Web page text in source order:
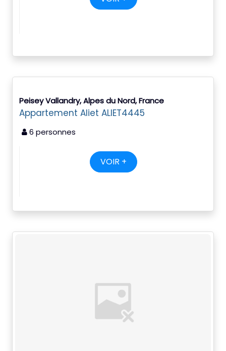
Peisey Vallandry, Alpes du Nord, France
Appartement Aliet ALIET4445
6 personnes
VOIR +